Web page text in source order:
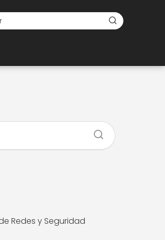
Redes y Seguridad